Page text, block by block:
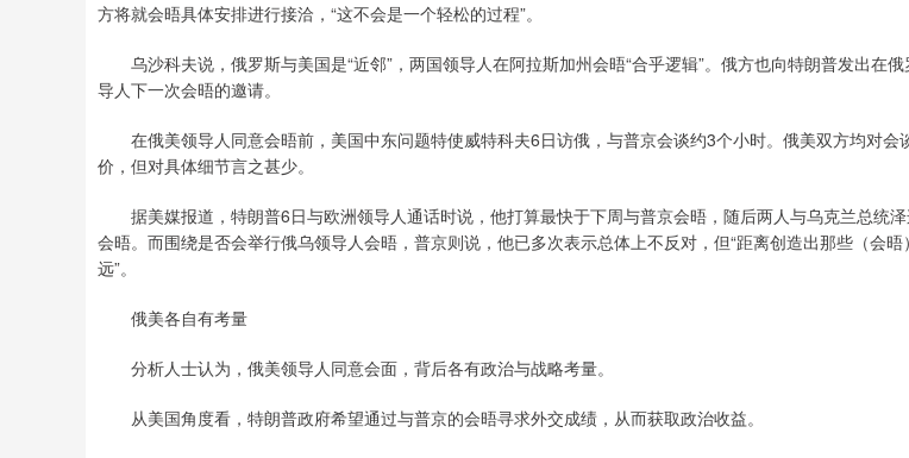
方将就会晤具体安排进行接洽，“这不会是一个轻松的过程”。
乌沙科夫说，俄罗斯与美国是“近邻”，两国领导人在阿拉斯加州会晤“合乎逻辑”。俄方也向特朗普发出在
导人下一次会晤的邀请。
在俄美领导人同意会晤前，美国中东问题特使威特科夫6日访俄，与普京会谈约3个小时。俄美双方均对会
价，但对具体细节言之甚少。
据美媒报道，特朗普6日与欧洲领导人通话时说，他打算最快于下周与普京会晤，随后两人与乌克兰总统
会晤。而围绕是否会举行俄乌领导人会晤，普京则说，他已多次表示总体上不反对，但“距离创造出那些（会
远”。
俄美各自有考量
分析人士认为，俄美领导人同意会面，背后各有政治与战略考量。
从美国角度看，特朗普政府希望通过与普京的会晤寻求外交成绩，从而获取政治收益。